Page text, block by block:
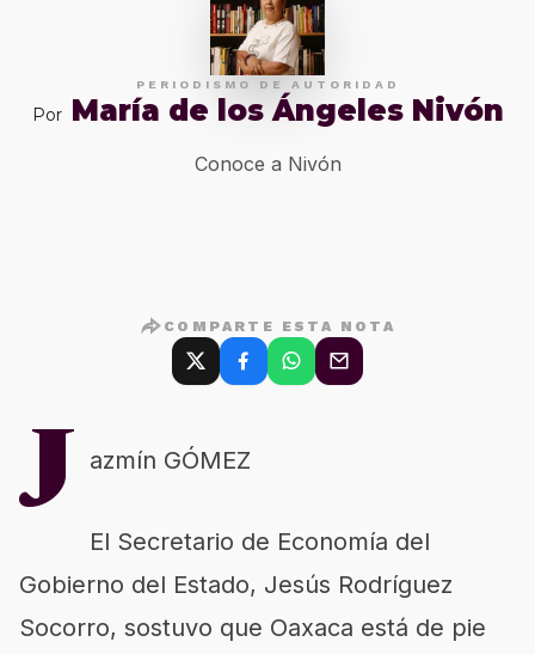
PERIODISMO DE AUTORIDAD
Por María de los Ángeles Nivón
Conoce a Nivón
COMPARTE ESTA NOTA
J azmín GÓMEZ
El Secretario de Economía del
Gobierno del Estado, Jesús Rodríguez
Socorro, sostuvo que Oaxaca está de pie